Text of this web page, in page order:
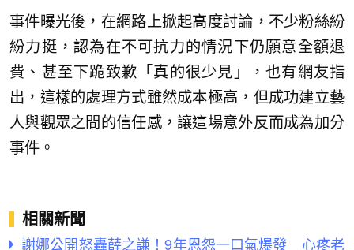
事件曝光後，在網路上掀起高度討論，不少粉絲紛
紛力挺，認為在不可抗力的情況下仍願意全額退
費、甚至下跪致歉「真的很少見」，也有網友指
出，這樣的處理方式雖然成本極高，但成功建立藝
人與觀眾之間的信任感，讓這場意外反而成為加分
事件。
相關新聞
謝娜公開怒轟薛之謙！9年恩怨一口氣爆發 心疼老